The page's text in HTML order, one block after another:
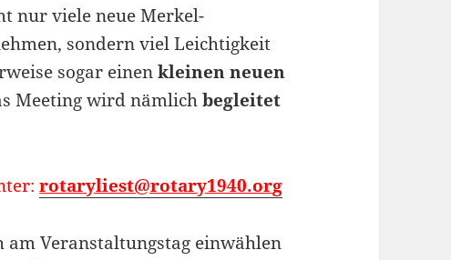
nur viele neue Merkel-
sondern viel Leichtigkeit
sogar einenkleinen neuen
Meeting wird nämlichbegleitet
rotaryliest@rotary1940.org
am Veranstaltungstag einwählen